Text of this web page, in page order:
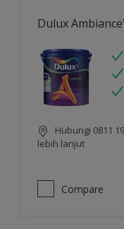
Dulux
Hubungi 0811
lebih lanjut
Compare